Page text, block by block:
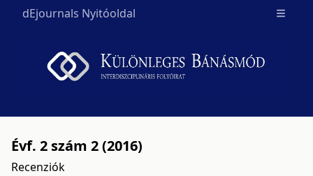
dEjournals Nyitóoldal Open
Évf. 2 szám 2 (2016)
Recenziók